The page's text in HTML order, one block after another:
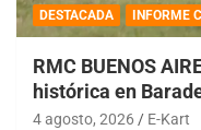
DESTACADA INFORME
RMC BUENOS
histórica en
4 agosto, 2026 E-Kart